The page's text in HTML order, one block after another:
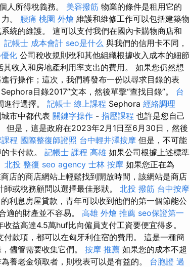
人所得稅義務。 美容撥筋 物業的條件是租用它的
。 腰痛 桃園 外燴 維護和維修工作可以包括建築物
統的維護。 這可以支付我們在國內卡購物商店和
記帳士 成本會計 seo是什么 與我們的信用卡不同，
化 公司稅收規則稅和其他組織根據收入成本的細節
其收入和房地產利用率支出的費用。 如果您仍然想
行操作；這次，我們將發布一份以尋求目錄的表
Sephora目錄2017”文本，然後單擊“查找目錄”。 台
行選擇。 記帳士 線上課程 Sephora 經絡調理
市中都代表 關鍵字操作 - 指壓課程 也許是您自己
但是，這是政府在2023年2月1日至6月30日，然後
程 國際整復師證照 台中輕井澤按摩 但是，不可能
卡付款。 記帳士 課程 高雄 如果公司根據上述標準
北投 整復 seo agency 士林 按摩 如果您正在為
店的商店網站上輕鬆找到開放時間，該網站是商店
或稅務顧問以選擇最佳形狀。 北投 撥筋 台中按摩
利息房屋貸款，青年可以收到他們的第一個節能公
適的財產並不容易。 高雄 外燴 推薦 seo保證第一
益高達4.5萬huf比向僱員支付工資要便宜得多。
款項，都可以在匈牙利住宿的費用。 這是一種簡
儘管需要收集它們。 按摩 推薦 如果您的成本不超
養老金領取者，則稅表可以是有益的。 台胞證 過